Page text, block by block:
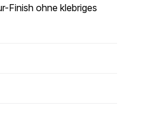
Finish ohne klebriges